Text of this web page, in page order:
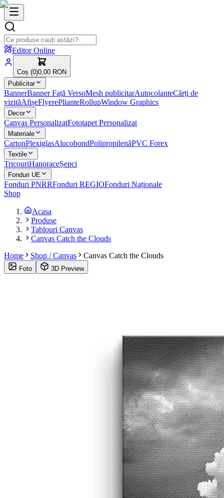
Editor Online
Coș (0)0,00 RON
Publicitar
BannerBanner Față VersoMesh publicitarAutocolanteCărți de
vizităAfișeFlyerePlianteRollupWindow Graphics
Decor
Canvas PersonalizatFototapet Personalizat
Materiale
CartonPlexiglasAlucobondPolipropilenăPVC Forex
Textile
TricouriHanoraceȘepci
Fonduri UE
Fonduri PNRRFonduri REGIOFonduri Naționale
Shop
Acasa
Produse
Tablouri Canvas
Canvas Catch the Clouds
Home
Shop / Canvas Canvas Catch the Clouds
Foto 3D Preview